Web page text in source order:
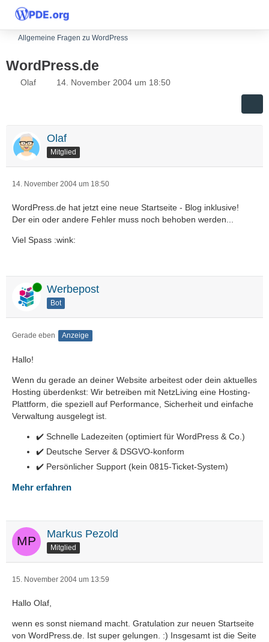
Allgemeine Fragen zu WordPress
WordPress.de
Olaf 14. November 2004 um 18:50
Olaf
Mitglied
14. November 2004 um 18:50
WordPress.de hat jetzt eine neue Startseite - Blog inklusive!
Der ein oder andere Fehler muss noch behoben werden...
Viel Spass :wink:
Online Werbepost
Bot
Gerade eben Anzeige
Hallo!
Wenn du gerade an deiner Website arbeitest oder dein aktuelles
Hosting überdenkst: Wir betreiben mit NetzLiving eine Hosting-
Plattform, die speziell auf Performance, Sicherheit und einfache
Verwaltung ausgelegt ist.
✔️ Schnelle Ladezeiten (optimiert für WordPress & Co.)
✔️ Deutsche Server & DSGVO-konform
✔️ Persönlicher Support (kein 0815-Ticket-System)
Mehr erfahren
Markus Pezold
Mitglied
15. November 2004 um 13:59
Hallo Olaf,
wenn es sonst niemand macht. Gratulation zur neuen Startseite
von WordPress.de. Ist super gelungen. :) Insgesamt ist die Seite